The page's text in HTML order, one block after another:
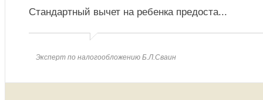
Стандартный вычет на ребенка предоста...
Эксперт по налогообложению Б.Л.Сваин